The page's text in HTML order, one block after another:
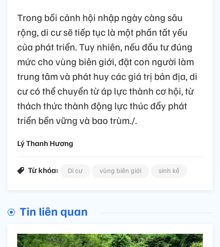
Trong bối cảnh hội nhập ngày càng sâu
rộng, di cư sẽ tiếp tục là một phần tất yếu
của phát triển. Tuy nhiên, nếu đầu tư đúng
mức cho vùng biên giới, đặt con người làm
trung tâm và phát huy các giá trị bản địa, di
cư có thể chuyển từ áp lực thành cơ hội, từ
thách thức thành động lực thúc đẩy phát
triển bền vững và bao trùm./.
Lý Thanh Hương
Từ khóa: Di cư vùng biên giới sinh kế
Tin liên quan